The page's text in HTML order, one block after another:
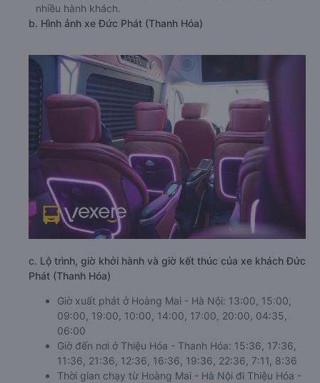
nhiều hành khách.
b. Hình ảnh xe Đức Phát (Thanh Hóa)
c. Lộ trình, giờ khởi hành và giờ kết thúc của xe khách Đức
Phát (Thanh Hóa)
Giờ xuất phát ở Hoàng Mai - Hà Nội: 13:00, 15:00,
09:00, 19:00, 10:00, 14:00, 17:00, 20:00, 04:35,
06:00
Giờ đến nơi ở Thiệu Hóa - Thanh Hóa: 15:36, 17:36,
11:36, 21:36, 12:36, 16:36, 19:36, 22:36, 7:11, 8:36
Thời gian chạy từ Hoàng Mai - Hà Nội đi Thiệu Hóa -